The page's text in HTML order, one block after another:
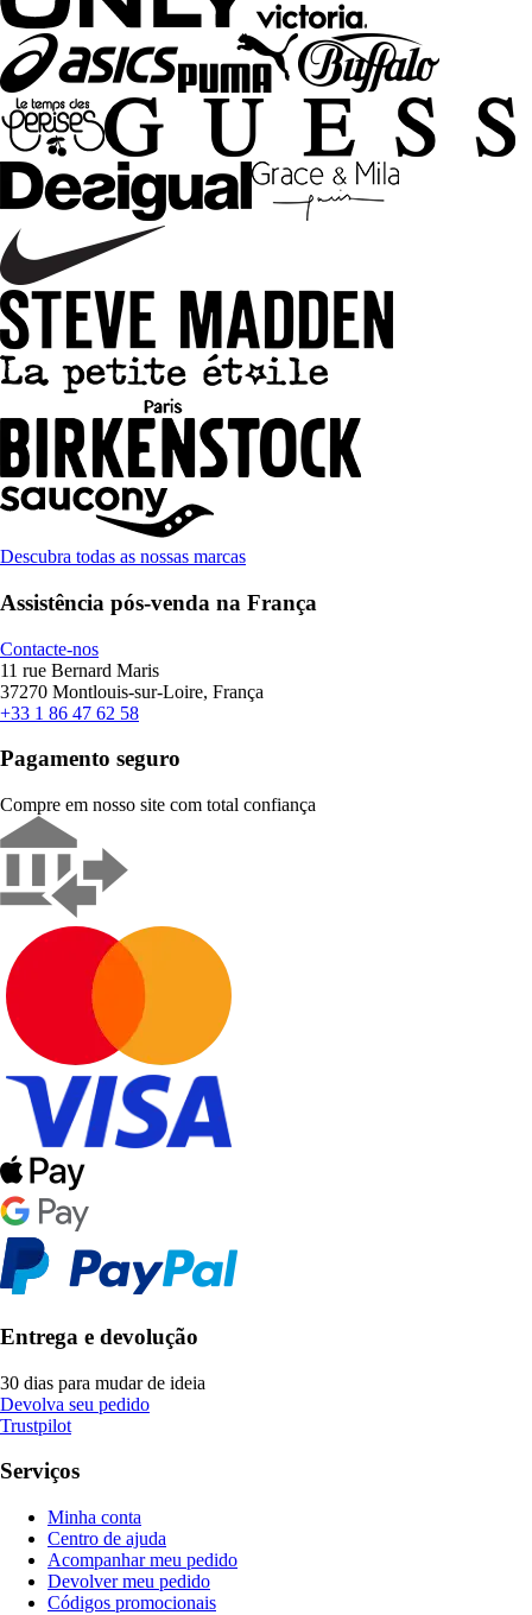
Descubra todas as nossas marcas
Assistência pós-venda na França
Contacte-nos
11 rue Bernard Maris
37270 Montlouis-sur-Loire, França
+33 1 86 47 62 58
Pagamento seguro
Compre em nosso site com total confiança
Entrega e devolução
30 dias para mudar de ideia
Devolva seu pedido
Trustpilot
Serviços
Minha conta
Centro de ajuda
Acompanhar meu pedido
Devolver meu pedido
Códigos promocionais